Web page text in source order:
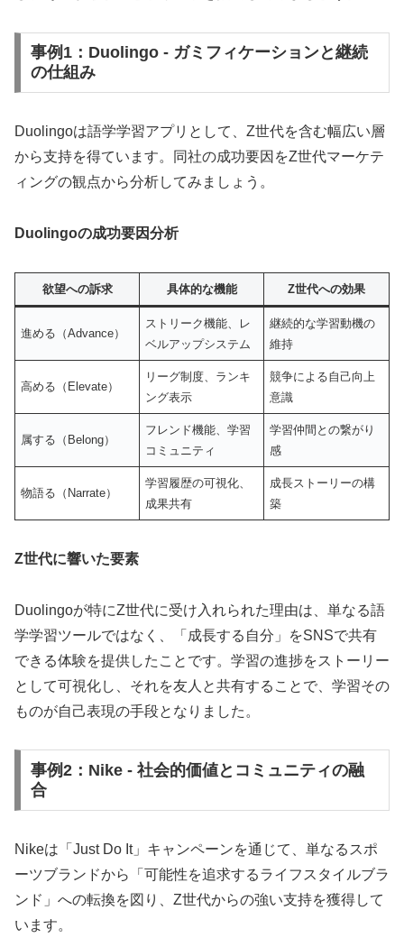
事例1：Duolingo - ガミフィケーションと継続
の仕組み
Duolingoは語学学習アプリとして、Z世代を含む幅広い層
から支持を得ています。同社の成功要因をZ世代マーケテ
ィングの観点から分析してみましょう。
Duolingoの成功要因分析
欲望への訴求 具体的な機能 Z世代への効果
進める（Advance）
ストリーク機能、レ
ベルアップシステム
継続的な学習動機の
維持
高める（Elevate）
リーグ制度、ランキ
ング表示
競争による自己向上
意識
属する（Belong）
フレンド機能、学習
コミュニティ
学習仲間との繋がり
感
物語る（Narrate）
学習履歴の可視化、
成果共有
成長ストーリーの構
築
Z世代に響いた要素
Duolingoが特にZ世代に受け入れられた理由は、単なる語
学学習ツールではなく、「成長する自分」をSNSで共有
できる体験を提供したことです。学習の進捗をストーリー
として可視化し、それを友人と共有することで、学習その
ものが自己表現の手段となりました。
事例2：Nike - 社会的価値とコミュニティの融
合
Nikeは「Just Do It」キャンペーンを通じて、単なるスポ
ーツブランドから「可能性を追求するライフスタイルブラ
ンド」への転換を図り、Z世代からの強い支持を獲得して
います。